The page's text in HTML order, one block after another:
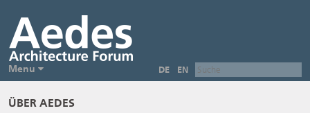
DE EN
Menu
ÜBER AEDES